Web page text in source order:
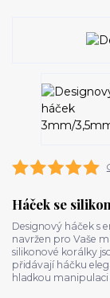
Háček se
Designový háček s
navržen pro Vaše
silikonové korálky
přidávají háčku
hladkou manipulaci